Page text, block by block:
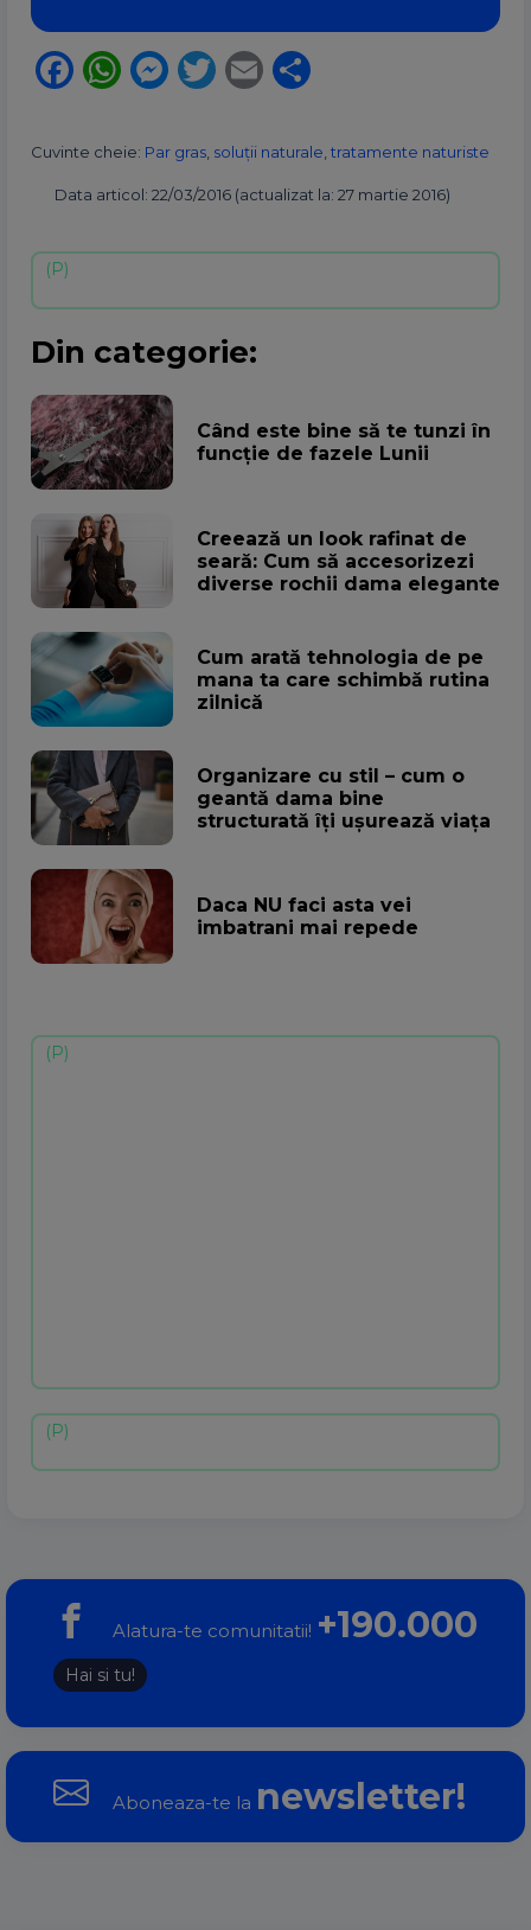
Facebook
WhatsApp
Messenger
Twitter
Email
Cuvinte cheie: Par gras soluţii naturale tratamente naturiste
Data articol: 22/03/2016 (actualizat la: 27 martie 2016)
Din categorie:
Când este bine să te tunzi în
funcție de fazele Lunii
Creează un look rafinat de
seară: Cum să accesorizezi
diverse rochii dama elegante
Cum arată tehnologia de pe
mana ta care schimbă rutina
zilnică
Organizare cu stil – cum o
geantă dama bine
structurată îți ușurează viața
Daca NU faci asta vei
imbatrani mai repede
Alatura-te comunitatii! +190.000
Hai si tu!
Aboneaza-te la newsletter!